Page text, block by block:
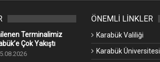
Terminalimiz
Çok Yakıştı
ÖNEMLİ LİNKLER
Karabük Valiliği
Karabük Üniversitesi